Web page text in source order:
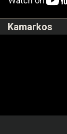
Kamarkos